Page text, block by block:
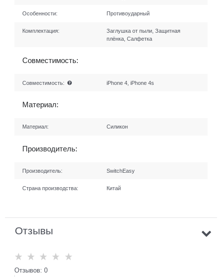
Особенности: Противоударный
Комплектация:
Заглушка от пыли, Защитная
плёнка, Салфетка
Совместимость:
Совместимость: iPhone 4, iPhone 4s
Материал:
Материал: Силикон
Производитель:
Производитель: SwitchEasy
Страна производства: Китай
Отзывы
Отзывов: 0